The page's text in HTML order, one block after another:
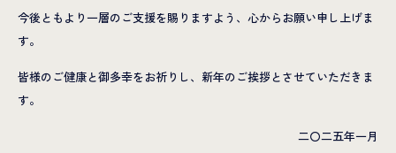
今後ともより一層のご支援を賜りますよう、心からお願い申し上げま
す。
皆様のご健康と御多幸をお祈りし、新年のご挨拶とさせていただきま
す。
二〇二五年一月